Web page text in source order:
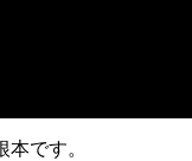
です。